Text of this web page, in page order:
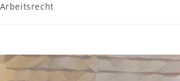
Arbeitsrecht